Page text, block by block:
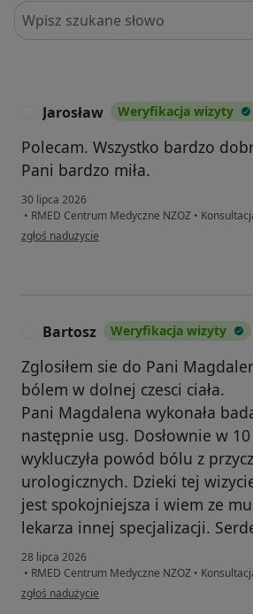
Szukaj w opiniach
Jarosław Weryfikacja wizyty
Polecam. Wszystko bardzo
Pani bardzo miła.
30 lipca 2026
• RMED Centrum Medyczne NZOZ •
w opinii użytkownika Jarosław
zgłoś nadużycie
Bartosz Weryfikacja wizyty
Zglosiłem sie do Pani
bólem w dolnej czesci ciała.
Pani Magdalena wykonała
następnie usg. Dosłownie w
wykluczyła powód bólu z
urologicznych. Dzieki tej
jest spokojniejsza i wiem ze
lekarza innej specjalizacji.
28 lipca 2026
• RMED Centrum Medyczne NZOZ •
w opinii użytkownika Bartosz
zgłoś nadużycie